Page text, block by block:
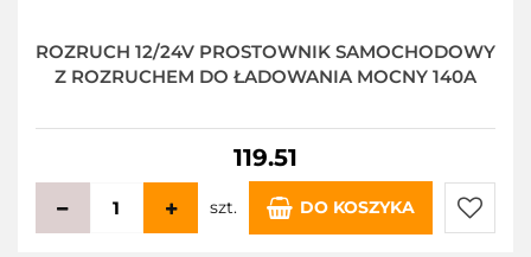
ROZRUCH 12/24V PROSTOWNIK SAMOCHODOWY
Z ROZRUCHEM DO ŁADOWANIA MOCNY 140A
119.51
szt. DO KOSZYKA